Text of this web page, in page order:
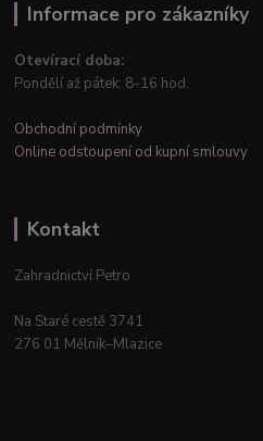
Informace pro zákazníky
Otevírací doba:
Pondělí až pátek: 8-16 hod.
Obchodní podmínky
Online odstoupení od kupní smlouvy
Kontakt
Zahradnictví Petro
Na Staré cestě 3741
276 01 Mělník–Mlazice